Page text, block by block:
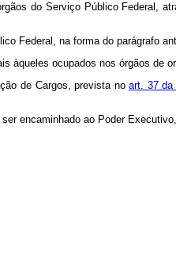
do Serviço Público Federal,
Federal, na forma do parágrafo
àqueles ocupados nos órgãos de
de Cargos, prevista noart. 37 da
encaminhado ao Poder